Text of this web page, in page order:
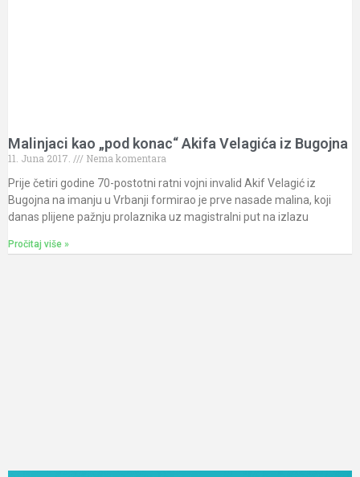
Malinjaci kao „pod konac“ Akifa Velagića iz Bugojna
11. Juna 2017.
Nema komentara
Prije četiri godine 70-postotni ratni vojni invalid Akif Velagić iz
Bugojna na imanju u Vrbanji formirao je prve nasade malina, koji
danas plijene pažnju prolaznika uz magistralni put na izlazu
Pročitaj više »